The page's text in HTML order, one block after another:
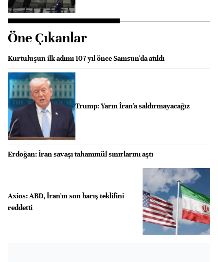
Öne Çıkanlar
Kurtuluşun ilk adımı 107 yıl önce Samsun'da atıldı
Trump: Yarın İran'a saldırmayacağız
Erdoğan: İran savaşı tahammül sınırlarını aştı
Axios: ABD, İran'ın son barış teklifini
reddetti